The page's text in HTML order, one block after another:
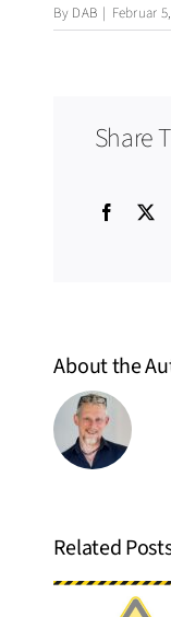
By DAB | Februar
Share
About the
Related